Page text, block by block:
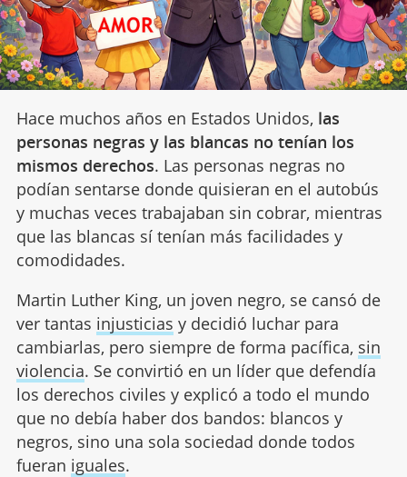
Hace muchos años en Estados Unidos, las
personas negras y las blancas no tenían los
mismos derechos. Las personas negras no
podían sentarse donde quisieran en el autobús
y muchas veces trabajaban sin cobrar, mientras
que las blancas sí tenían más facilidades y
comodidades.
Martin Luther King, un joven negro, se cansó de
ver tantas injusticias y decidió luchar para
cambiarlas, pero siempre de forma pacífica, sin
violencia. Se convirtió en un líder que defendía
los derechos civiles y explicó a todo el mundo
que no debía haber dos bandos: blancos y
negros, sino una sola sociedad donde todos
fueran iguales.